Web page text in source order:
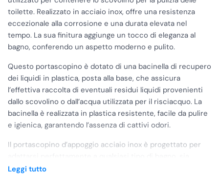
toilette. Realizzato in acciaio inox, offre una resistenza
eccezionale alla corrosione e una durata elevata nel
tempo. La sua finitura aggiunge un tocco di eleganza al
bagno, conferendo un aspetto moderno e pulito.
Questo portascopino è dotato di una bacinella di recupero
dei liquidi in plastica, posta alla base, che assicura
l’effettiva raccolta di eventuali residui liquidi provenienti
dallo scovolino o dall’acqua utilizzata per il risciacquo. La
bacinella è realizzata in plastica resistente, facile da pulire
e igienica, garantendo l’assenza di cattivi odori.
Il portascopino d’appoggio acciaio inox è progettato per
domestico che pubblico. La sua forma e dimensione lo
Leggi tutto